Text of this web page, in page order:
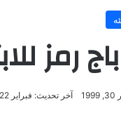
رمز
آخر تحديث: فبراير 22, 2024